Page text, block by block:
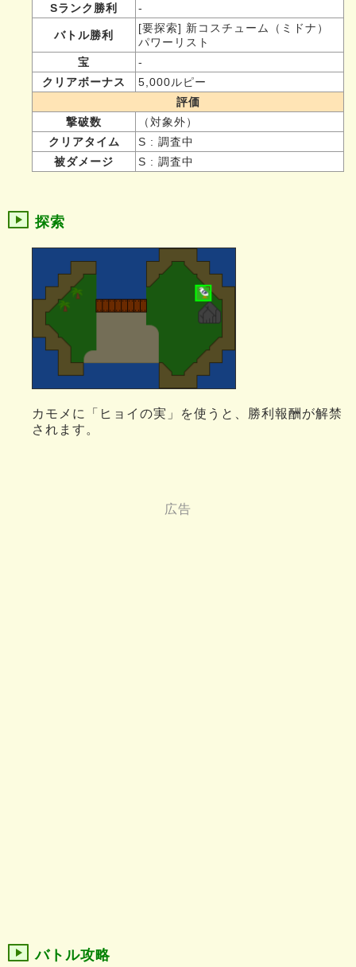
Sランク勝利
-
バトル勝利
[要探索] 新コスチューム（ミドナ）
パワーリスト
宝
-
クリアボーナス
5,000ルピー
評価
撃破数
（対象外）
クリアタイム
S : 調査中
被ダメージ
S : 調査中
探索
カモメに「ヒョイの実」を使うと、勝利報酬が解禁
されます。
バトル攻略